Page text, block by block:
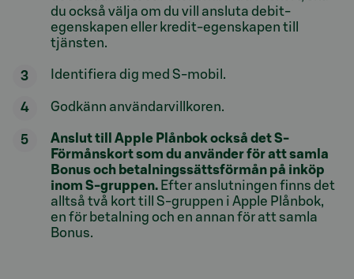
du också välja om du vill ansluta debit-
egenskapen eller kredit-egenskapen till
tjänsten.
Identifiera dig med S-mobil.
Godkänn användarvillkoren.
Anslut till Apple Plånbok också det S-
Förmånskort som du använder för att samla
Bonus och betalningssättsförmån på inköp
inom S-gruppen.Efter anslutningen finns det
alltså två kort till S-gruppen i Apple Plånbok,
en för betalning och en annan för att samla
Bonus.